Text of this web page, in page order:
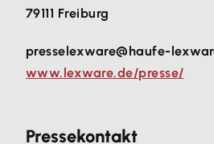
79111 Freiburg
presselexware@haufe-
www.lexware.de/presse/
Pressekontakt